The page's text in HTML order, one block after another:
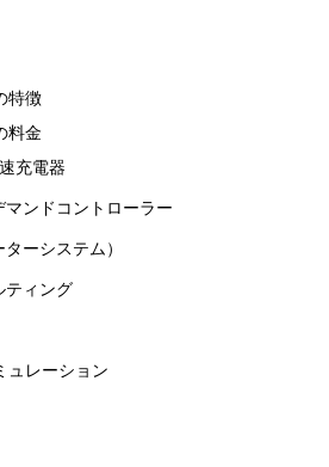
特徴
料金
充電器
ンドコントローラー
ーシステム）
ティング
ュレーション